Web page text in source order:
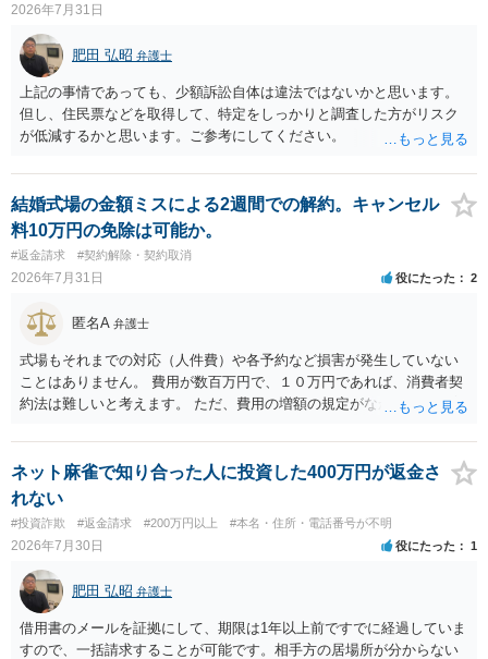
ついてアドバイスをいただけるか。 具体的な回答内容については、
一般的に無料法律相談での対応外になろうかと思います。 法律事務
所にご連絡いただき、対応の可否や費用をご確認ください。
2026年7月31日
肥田 弘昭 弁護士
上記の事情であっても、少額訴訟自体は違法ではないかと思います。
但し、住民票などを取得して、特定をしっかりと調査した方がリスク
が低減するかと思います。ご参考にしてください。
結婚式場の金額ミスによる2週間での解約。キャンセル
料10万円の免除は可能か。
#返金請求 #契約解除・契約取消
2026年7月31日 役にたった 2
匿名A 弁護士
式場もそれまでの対応（人件費）や各予約など損害が発生していない
ことはありません。 費用が数百万円で、１０万円であれば、消費者契
約法は難しいと考えます。 ただ、費用の増額の規定がなかったのに増
ということになり、解約するのは理由がないことになります。
ネット麻雀で知り合った人に投資した400万円が返金さ
れない
#投資詐欺 #返金請求 #200万円以上 #本名・住所・電話番号が不明
2026年7月30日 役にたった 1
肥田 弘昭 弁護士
借用書のメールを証拠にして、期限は1年以上前ですでに経過していま
すので、一括請求することが可能です。相手方の居場所が分からない